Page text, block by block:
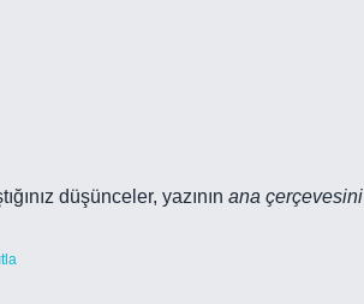
düşünceler, yazının ana çerçevesini